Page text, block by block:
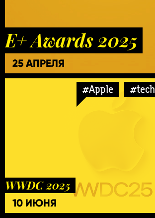
E+ Awards 2025
25 АПРЕЛЯ
#Apple #tech
WWDC 2025
10 ИЮНЯ